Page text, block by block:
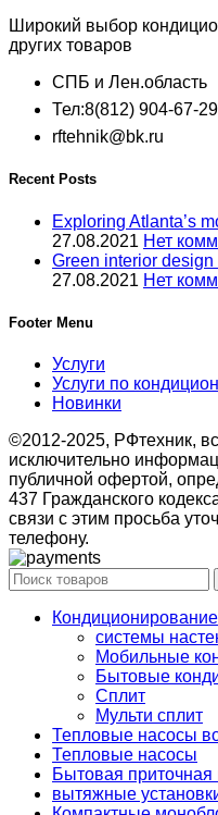
Широкий выбор
других товаров
СПБ и Лен.область
Тел:8(812) 904-67-29
rftehnik@bk.ru
Recent Posts
Exploring Atlanta’s
27.08.2021 Нет
Green interior
27.08.2021 Нет
Footer Menu
Услуги
Услуги по
Новинки
©2012-2025, РФтехник,
исключительно
публичной офертой,
437 Гражданского
связи с этим просьба
телефону.
Кондиционирование
системы
Мобильные
Бытовые
Сплит
Мульти сплит
Тепловые насосы
Тепловые насосы
Бытовая приточная
вытяжные